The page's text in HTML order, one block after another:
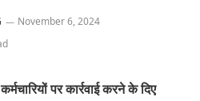
November 6, 2024
पर कार्रवाई करने के दिए